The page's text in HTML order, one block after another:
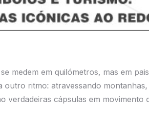
medem em quilómetros, mas em
outro ritmo: atravessando
verdadeiras cápsulas em movimento